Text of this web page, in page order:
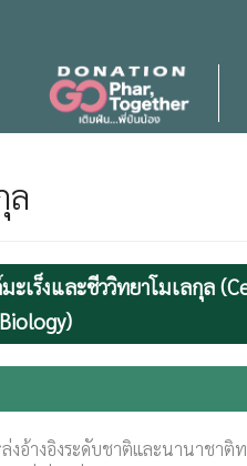
ล
ะเร็งและชีววิทยาโมเลกุล
งอ้างอิงระดับชาติและนานาชาติ